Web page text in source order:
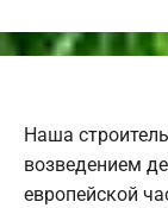
Наша
возведением
европейской